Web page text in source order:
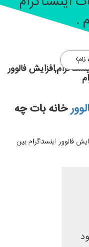
.
فالوور
خانه بات چه
فالوور اینستاگرام بین